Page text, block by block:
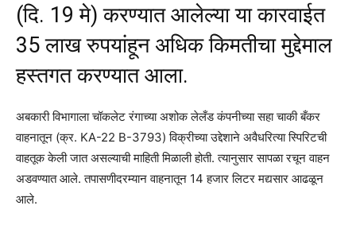
(दि. 19 मे) करण्यात आलेल्या या कारवाईत
35 लाख रुपयांहून अधिक किमतीचा मुद्देमाल
हस्तगत करण्यात आला.
अबकारी विभागाला चॉकलेट रंगाच्या अशोक लेलँड कंपनीच्या सहा चाकी बँकर
वाहनातून (क्र. KA-22 B-3793) विक्रीच्या उद्देशाने अवैधरित्या स्पिरिटची
वाहतूक केली जात असल्याची माहिती मिळाली होती. त्यानुसार सापळा रचून वाहन
अडवण्यात आले. तपासणीदरम्यान वाहनातून 14 हजार लिटर मद्यसार आढळून
आले.